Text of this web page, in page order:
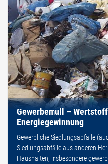
Gewerbemüll –
Energiegewinnung
Gewerbliche Siedlungsabfälle
Siedlungsabfälle aus anderen
Haushalten, insbesondere